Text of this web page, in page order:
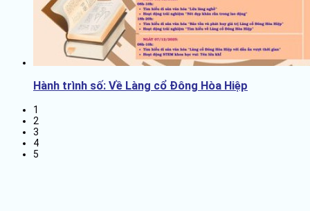
Hành trình số: Về Làng cổ Đông Hòa Hiệp
1
2
3
4
5